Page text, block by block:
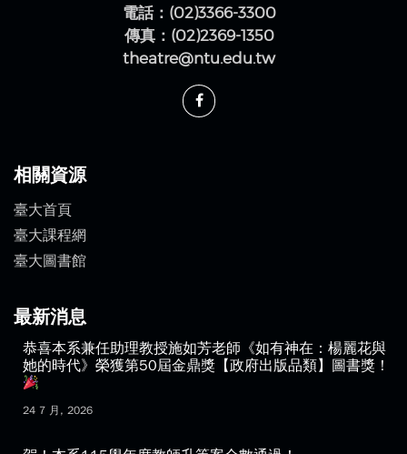
電話：(02)3366-3300
傳真：(02)2369-1350
theatre@ntu.edu.tw
相關資源
臺大首頁
臺大課程網
臺大圖書館
最新消息
恭喜本系兼任助理教授施如芳老師《如有神在：楊麗花與
她的時代》榮獲第50屆金鼎獎【政府出版品類】圖書獎！
24 7 月, 2026